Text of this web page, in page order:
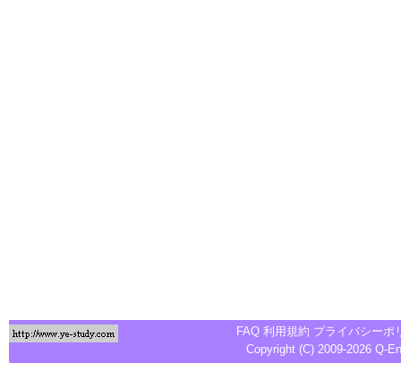
FAQ 利用規約 プライバシーポ
Copyright (C) 2009-2026 Q-